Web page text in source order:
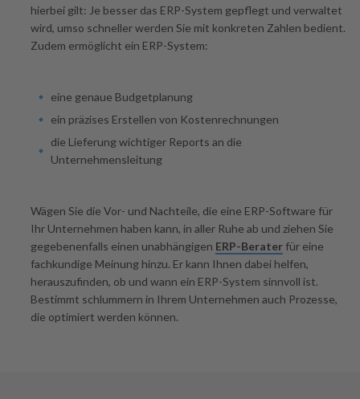
hierbei gilt: Je besser das ERP-System gepflegt und verwaltet
wird, umso schneller werden Sie mit konkreten Zahlen bedient.
Zudem ermöglicht ein ERP-System:
eine genaue Budgetplanung
ein präzises Erstellen von Kostenrechnungen
die Lieferung wichtiger Reports an die
Unternehmensleitung
Wägen Sie die Vor- und Nachteile, die eine ERP-Software für
Ihr Unternehmen haben kann, in aller Ruhe ab und ziehen Sie
gegebenenfalls einen unabhängigen ERP-Beraterfür eine
fachkundige Meinung hinzu. Er kann Ihnen dabei helfen,
herauszufinden, ob und wann ein ERP-System sinnvoll ist.
Bestimmt schlummern in Ihrem Unternehmen auch Prozesse,
die optimiert werden können.